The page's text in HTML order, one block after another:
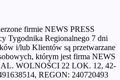
firmie NEWS PRESS
Regionalnego 7 dni
i/lub Klientów są przetwarzane
którym jest firma NEWS
WOLNOŚCI 22 LOK. 12, 42-
REGON: 240720493